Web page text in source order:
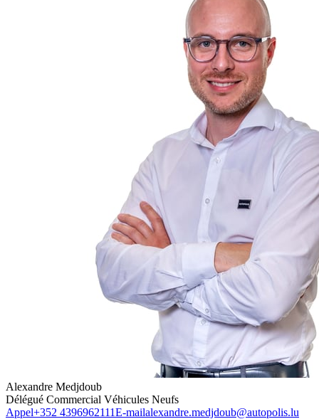
Alexandre Medjdoub
Délégué Commercial Véhicules Neufs
Appel+352 4396962111E-mailalexandre.medjdoub@autopolis.lu